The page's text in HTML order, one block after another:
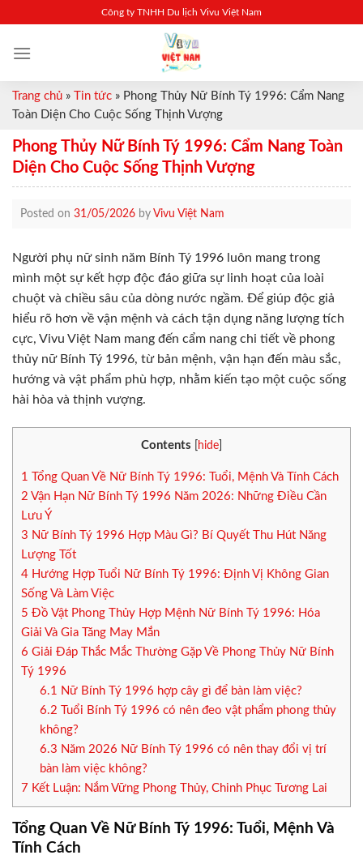
content
Công ty TNHH Du lịch Vivu Việt Nam
Trang chủ » Tin tức » Phong Thủy Nữ Bính Tý 1996: Cẩm Nang
Toàn Diện Cho Cuộc Sống Thịnh Vượng
Phong Thủy Nữ Bính Tý 1996: Cẩm Nang Toàn
Diện Cho Cuộc Sống Thịnh Vượng
Posted on 31/05/2026 by Vivu Việt Nam
Người phụ nữ sinh năm Bính Tý 1996 luôn mang trong
mình một sự kết hợp độc đáo giữa sự linh hoạt của loài
chuột và chiều sâu của dòng nước ngầm. Để giúp độc giả
hiểu rõ hơn về vận mệnh và cách tận dụng năng lượng tích
cực, Vivu Việt Nam mang đến cẩm nang chi tiết về phong
thủy nữ Bính Tý 1996, từ bản mệnh, vận hạn đến màu sắc,
hướng và vật phẩm phù hợp, nhằm kiến tạo một cuộc sống
hài hòa và thịnh vượng.
Contents hide
1
Tổng Quan Về Nữ Bính Tý 1996: Tuổi, Mệnh Và Tính Cách
2 Vận Hạn Nữ Bính Tý 1996 Năm 2026: Những Điều Cần
Lưu Ý
3 Nữ Bính Tý 1996 Hợp Màu Gì? Bí Quyết Thu Hút Năng
Lượng Tốt
4 Hướng Hợp Tuổi Nữ Bính Tý 1996: Định Vị Không Gian
Sống Và Làm Việc
5 Đồ Vật Phong Thủy Hợp Mệnh Nữ Bính Tý 1996: Hóa
Giải Và Gia Tăng May Mắn
6 Giải Đáp Thắc Mắc Thường Gặp Về Phong Thủy Nữ Bính
Tý 1996
6.1
Nữ Bính Tý 1996 hợp cây gì để bàn làm việc?
6.2 Tuổi Bính Tý 1996 có nên đeo vật phẩm phong thủy
không?
6.3 Năm 2026 Nữ Bính Tý 1996 có nên thay đổi vị trí
bàn làm việc không?
7 Kết Luận: Nắm Vững Phong Thủy, Chinh Phục Tương Lai
Tổng Quan Về Nữ Bính Tý 1996: Tuổi, Mệnh Và
Tính Cách